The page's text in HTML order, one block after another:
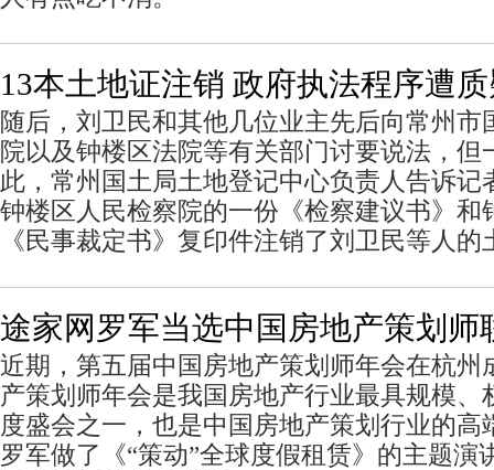
13本土地证注销 政府执法程序遭
随后，刘卫民和其他几位业主先后向常州市
院以及钟楼区法院等有关部门讨要说法，但
此，常州国土局土地登记中心负责人告诉记
钟楼区人民检察院的一份《检察建议书》和
《民事裁定书》复印件注销了刘卫民等人的
途家网罗军当选中国房地产策划师
近期，第五届中国房地产策划师年会在杭州
产策划师年会是我国房地产行业最具规模、
度盛会之一，也是中国房地产策划行业的高
罗军做了《“策动”全球度假租赁》的主题演